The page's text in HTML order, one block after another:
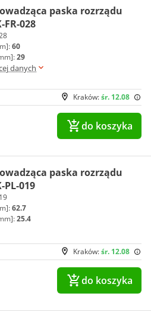
paska rozrządu
FR-028
60
29
danych
Kraków:śr. 12.08
do koszyka
paska rozrządu
PL-019
62.7
25.4
Kraków:śr. 12.08
do koszyka